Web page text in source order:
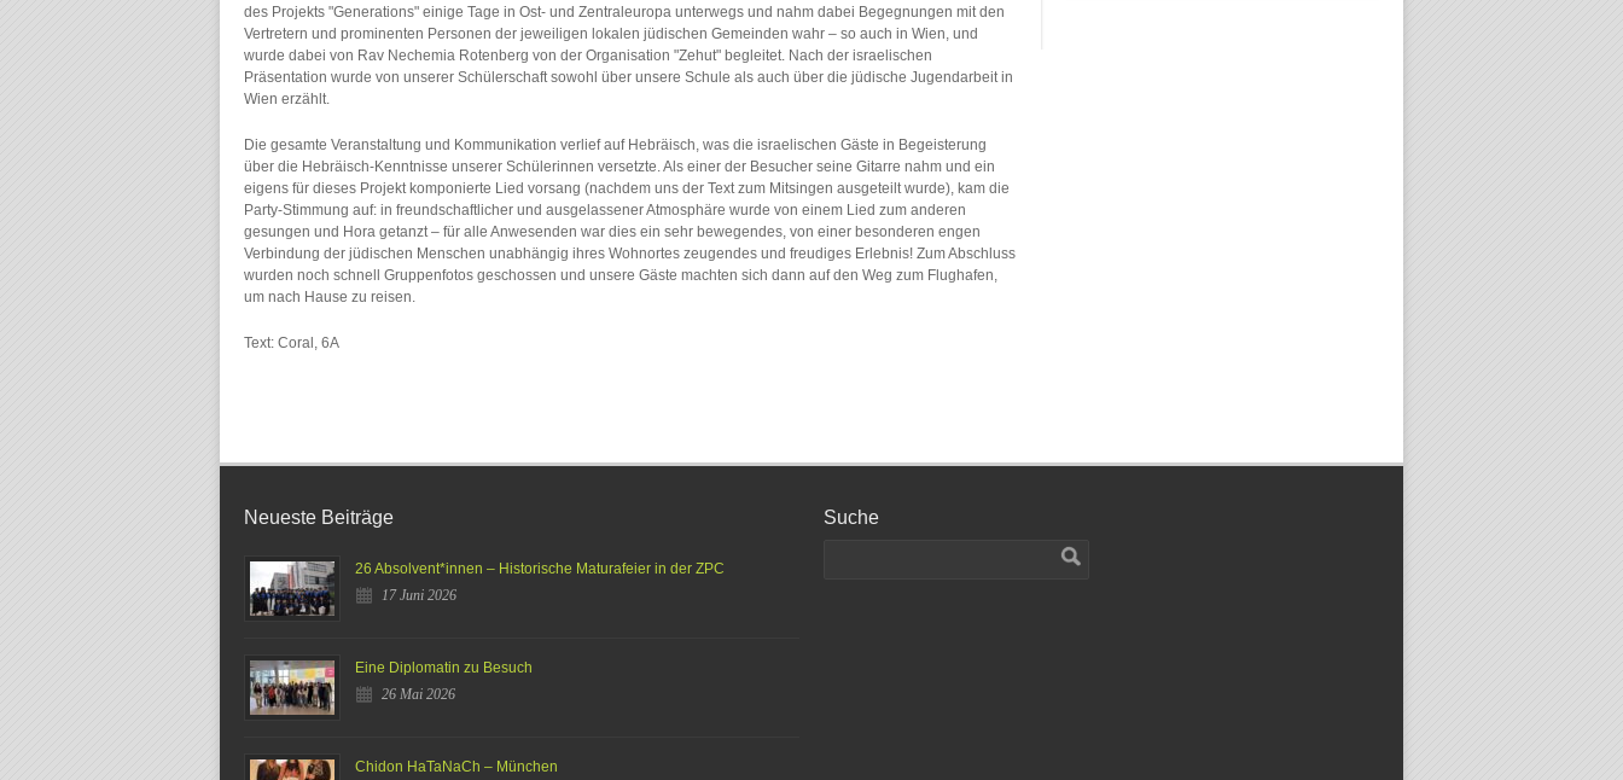
des Projekts "Generations" einige Tage in Ost- und Zentraleuropa unterwegs und nahm dabei Begegnungen mit den
Vertretern und prominenten Personen der jeweiligen lokalen jüdischen Gemeinden wahr – so auch in Wien, und
wurde dabei von Rav Nechemia Rotenberg von der Organisation "Zehut" begleitet. Nach der israelischen
Präsentation wurde von unserer Schülerschaft sowohl über unsere Schule als auch über die jüdische Jugendarbeit in
Wien erzählt.
Die gesamte Veranstaltung und Kommunikation verlief auf Hebräisch, was die israelischen Gäste in Begeisterung
über die Hebräisch-Kenntnisse unserer Schülerinnen versetzte. Als einer der Besucher seine Gitarre nahm und ein
eigens für dieses Projekt komponierte Lied vorsang (nachdem uns der Text zum Mitsingen ausgeteilt wurde), kam die
Party-Stimmung auf: in freundschaftlicher und ausgelassener Atmosphäre wurde von einem Lied zum anderen
gesungen und Hora getanzt – für alle Anwesenden war dies ein sehr bewegendes, von einer besonderen engen
Verbindung der jüdischen Menschen unabhängig ihres Wohnortes zeugendes und freudiges Erlebnis! Zum Abschluss
wurden noch schnell Gruppenfotos geschossen und unsere Gäste machten sich dann auf den Weg zum Flughafen,
um nach Hause zu reisen.
Text: Coral, 6A
Neueste Beiträge
26 Absolvent*innen – Historische Maturafeier in der ZPC
17 Juni 2026
Eine Diplomatin zu Besuch
26 Mai 2026
Chidon HaTaNaCh – München
Suche